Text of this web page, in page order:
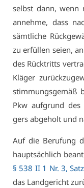
selbst dann, wenn
an­neh­me, dass
sämt­li­che
zu er­fül­len sei­en,
des Rück­tritts
Klä­ger
stim­mungs­ge­mäß
Pkw auf­grund des
gers ab­ge­holt und
Auf die Be­ru­fung
haupt­säch­lich
§ 538 II 1 Nr. 3,
das Land­ge­richt